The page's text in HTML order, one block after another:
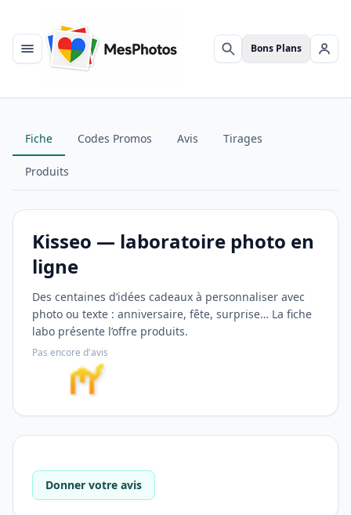
Menu Rechercher
Bons Plans Se
Fiche Codes Promos Avis Tirages
Produits
Kisseo — laboratoire photo en
ligne
Des centaines d’idées cadeaux à personnaliser avec
photo ou texte : anniversaire, fête, surprise… La fiche
labo présente l’offre produits.
Pas encore d'avis
Donner votre avis